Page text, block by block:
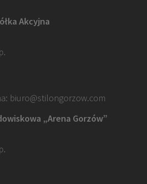
Akcyjna
biuro@stilongorzow.com
„Arena Gorzów”